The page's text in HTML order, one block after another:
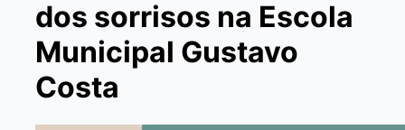
dos sorrisos na Escola
Municipal Gustavo
Costa